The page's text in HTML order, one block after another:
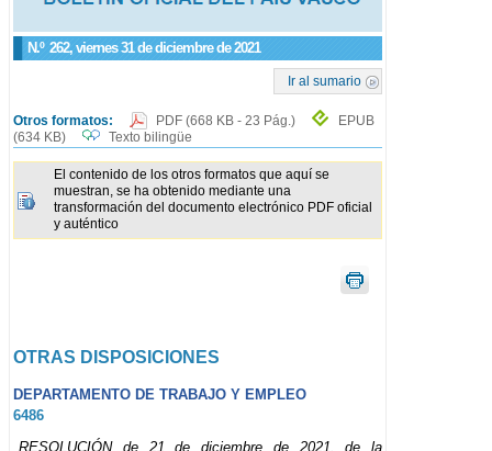
N.º 262, viernes 31 de diciembre de 2021
Ir al sumario
Otros formatos: PDF (668 KB - 23 Pág.)
EPUB
(634 KB)
Texto bilingüe
El contenido de los otros formatos que aquí se
muestran, se ha obtenido mediante una
transformación del documento electrónico PDF oficial
y auténtico
OTRAS DISPOSICIONES
DEPARTAMENTO DE TRABAJO Y EMPLEO
6486
RESOLUCIÓN de 21 de diciembre de 2021, de la